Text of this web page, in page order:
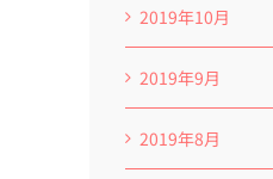
2019年10月
2019年9月
2019年8月